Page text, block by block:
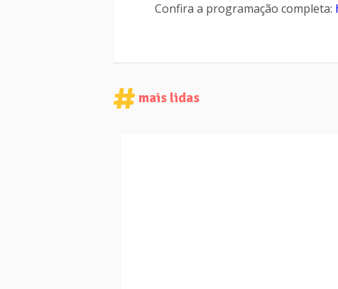
Confira a programação completa:
mais lidas